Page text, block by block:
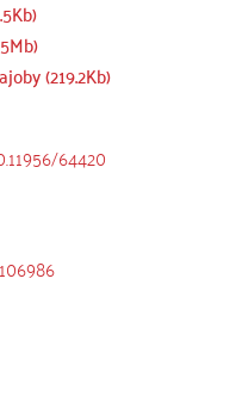
(219.2Kb)
64420